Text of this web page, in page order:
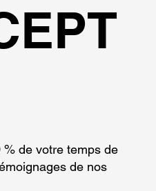
de votre temps de
de nos